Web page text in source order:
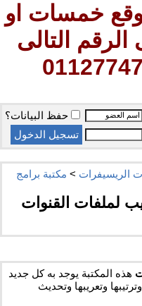
خمسات او
الرقم التالى
حفظ البيانات؟
الريسيفرات > مكتبة برامج
لملفات القنوات
هذه المكتبة يوجد به كل جديد
وتعريبها وتحديث